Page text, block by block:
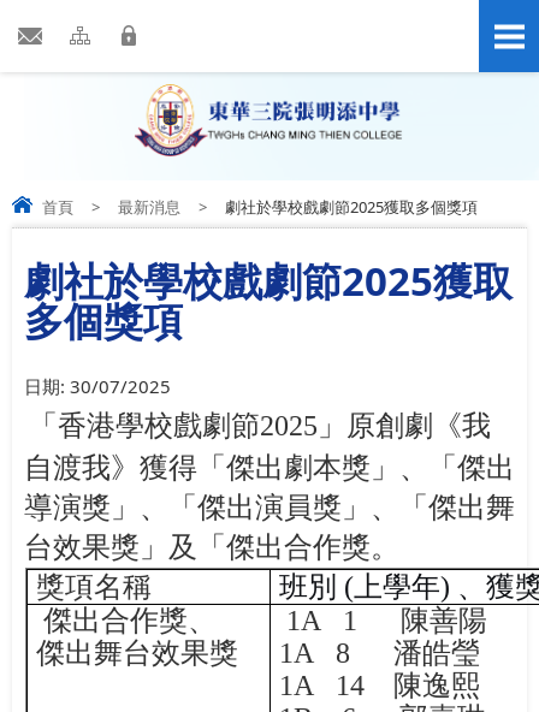
首頁 > 最新消息 > 劇社於學校戲劇節2025獲取多個獎項
劇社於學校戲劇節2025獲取
多個獎項
日期: 30/07/2025
「香港學校戲劇節2025 」原創劇《我
自渡我》獲得「傑出劇本獎」、「傑出
導演獎」、「傑出演員獎」、「傑出舞
台效果獎」及「傑出合作獎。
獎項名稱
班別 (上學年) 、獲
傑出合作獎、
傑出舞台效果獎
1A 1
陳善陽
1A 8 潘皓瑩
1A 14
陳逸熙